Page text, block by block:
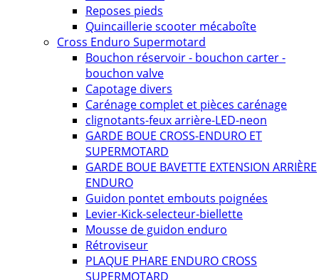
Reposes pieds
Quincaillerie scooter mécaboîte
Cross Enduro Supermotard
Bouchon réservoir - bouchon carter -
bouchon valve
Capotage divers
Carénage complet et pièces carénage
clignotants-feux arrière-LED-neon
GARDE BOUE CROSS-ENDURO ET
SUPERMOTARD
GARDE BOUE BAVETTE EXTENSION ARRIÈRE
ENDURO
Guidon pontet embouts poignées
Levier-Kick-selecteur-biellette
Mousse de guidon enduro
Rétroviseur
PLAQUE PHARE ENDURO CROSS
SUPERMOTARD